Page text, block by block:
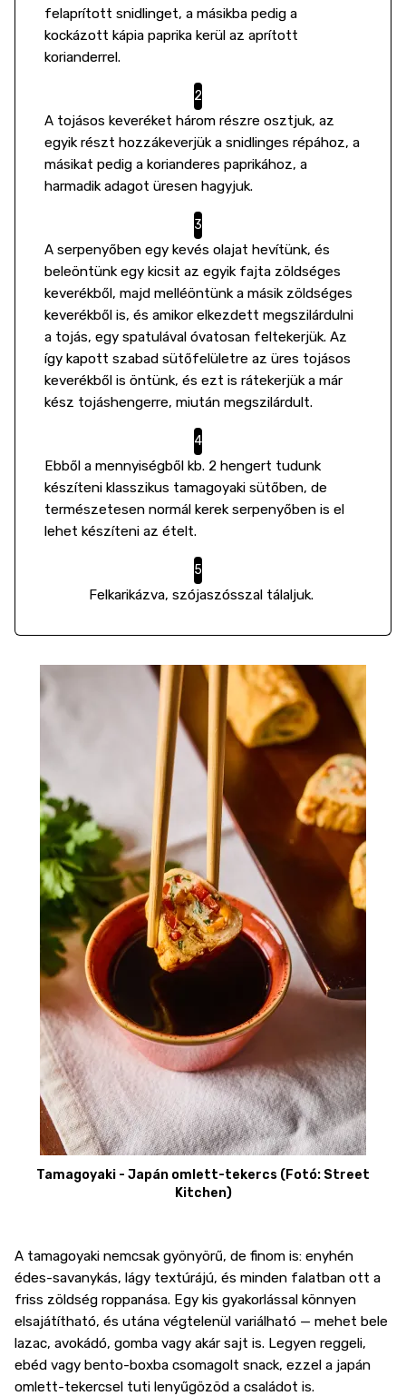
felaprított snidlinget, a másikba pedig a
kockázott kápia paprika kerül az aprított
korianderrel.
A tojásos keveréket három részre osztjuk, az
egyik részt hozzákeverjük a snidlinges répához, a
másikat pedig a korianderes paprikához, a
harmadik adagot üresen hagyjuk.
A serpenyőben egy kevés olajat hevítünk, és
beleöntünk egy kicsit az egyik fajta zöldséges
keverékből, majd melléöntünk a másik zöldséges
keverékből is, és amikor elkezdett megszilárdulni
a tojás, egy spatulával óvatosan feltekerjük. Az
így kapott szabad sütőfelületre az üres tojásos
keverékből is öntünk, és ezt is rátekerjük a már
kész tojáshengerre, miután megszilárdult.
Ebből a mennyiségből kb. 2 hengert tudunk
készíteni klasszikus tamagoyaki sütőben, de
természetesen normál kerek serpenyőben is el
lehet készíteni az ételt.
Felkarikázva, szójaszósszal tálaljuk.
Tamagoyaki - Japán omlett-tekercs (Fotó: Street
Kitchen)
A tamagoyaki nemcsak gyönyörű, de finom is: enyhén
édes-savanykás, lágy textúrájú, és minden falatban ott a
friss zöldség roppanása. Egy kis gyakorlással könnyen
elsajátítható, és utána végtelenül variálható — mehet bele
lazac, avokádó, gomba vagy akár sajt is. Legyen reggeli,
ebéd vagy bento-boxba csomagolt snack, ezzel a japán
omlett-tekercsel tuti lenyűgözöd a családot is.